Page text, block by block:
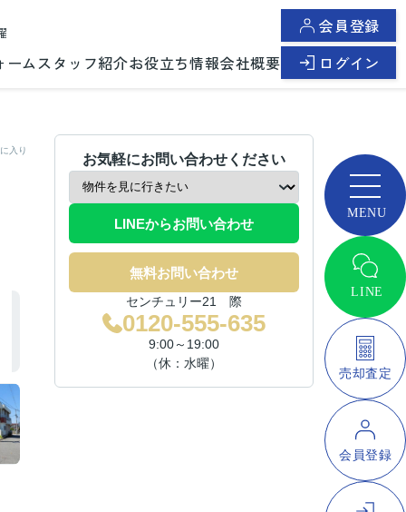
ーム スタッフ紹介お役立ち情報会社概要
会員登録
ログイン
入り
お気軽にお問い合わせください
LINEからお問い合わせ
無料お問い合わせ
センチュリー21 際
0120-555-635
9:00～19:00
（休：水曜）